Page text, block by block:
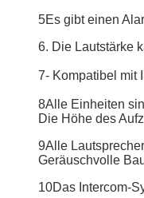
5Es gibt einen
6. Die Lautstärke
7- Kompatibel mit
8Alle Einheiten
Die Höhe des
9Alle
Geräuschvolle
10Das Intercom-